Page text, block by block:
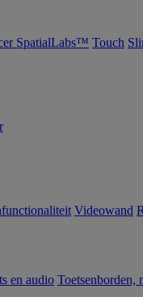
SpatialLabs™ Touch
Videowand
en audio Toetsenborden,